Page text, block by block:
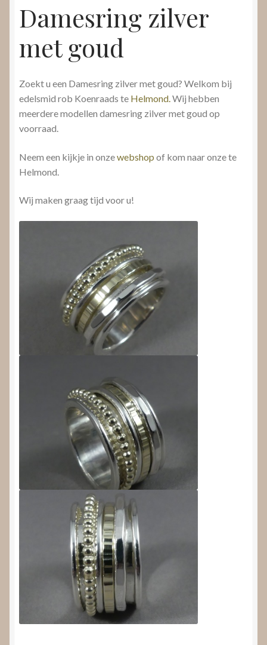
Damesring zilver
met goud
Zoekt u een Damesring zilver met goud? Welkom bij
edelsmid rob Koenraads te Helmond.Wij hebben
meerdere modellen damesring zilver met goud op
voorraad.
Neem een kijkje in onzewebshop of kom naar onze te
Helmond.
Wij maken graag tijd voor u!